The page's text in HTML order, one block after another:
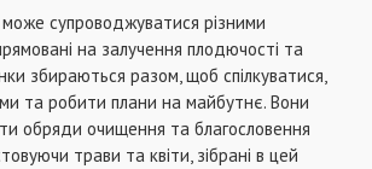
супроводжуватися різними
на залучення плодючості та
збираються разом, щоб спілкуватися,
та робити плани на майбутнє. Вони
обряди очищення та благословення
трави та квіти, зібрані в цей